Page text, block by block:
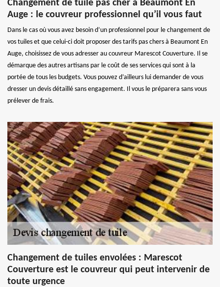
Changement de tuile pas cher à Beaumont En
Auge : le couvreur professionnel qu’il vous faut
Dans le cas où vous avez besoin d’un professionnel pour le changement de
vos tuiles et que celui-ci doit proposer des tarifs pas chers à Beaumont En
Auge, choisissez de vous adresser au couvreur Marescot Couverture. Il se
démarque des autres artisans par le coût de ses services qui sont à la
portée de tous les budgets. Vous pouvez d’ailleurs lui demander de vous
dresser un devis détaillé sans engagement. Il vous le préparera sans vous
prélever de frais.
Changement de tuiles envolées : Marescot
Couverture est le couvreur qui peut intervenir de
toute urgence